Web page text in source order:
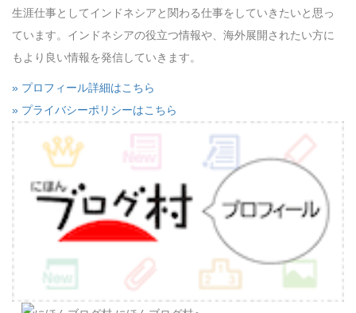
生涯仕事としてインドネシアと関わる仕事をしていきたいと思っ
ています。インドネシアの役立つ情報や、海外展開されたい方に
もより良い情報を発信していきます。
» プロフィール詳細はこちら
» プライバシーポリシーはこちら